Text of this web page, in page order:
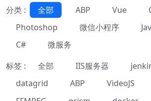
分类 : 全部 ABP Vue
Photoshop
微信小程序
C#
微服务
标签 :
全部 IIS服务器
datagrid
ABP VideoJS